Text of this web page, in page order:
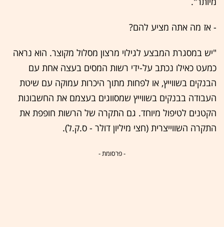
- אז מה אתה מציע להם?
"יש במסגרת המבצע לגילוי מרצון מסלול מקוצר. הוא נראה
כמעט כאילו נכתב על-ידי רשות המסים בעצה אחת עם
הבנקים בשווייץ, או לפחות מתוך היכרות עמוקה עם שיטת
העבודה בבנקים בשווייץ שמסווגים בעצמם את החשבונות
הקטנים לטיפול מיוחד. גם התקרה של הרשות חופפת את
התקרה השווייצרית (חצי מיליון דולר - ס.ק.ל).
- פרסומת -